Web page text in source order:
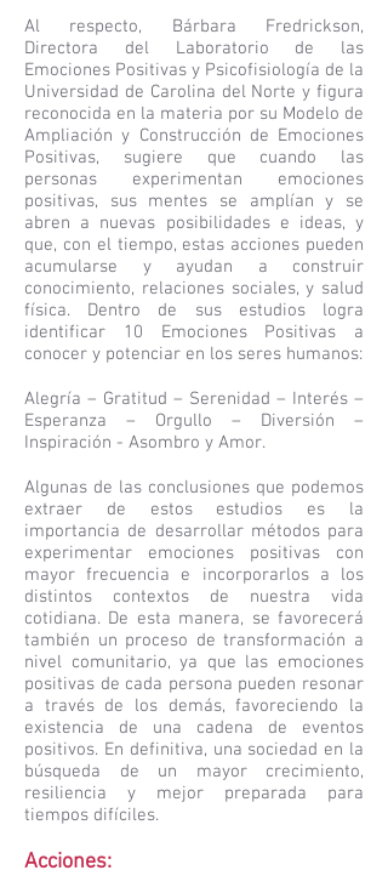
Al respecto, Bárbara Fredrickson,
Directora del Laboratorio de las
Emociones Positivas y Psicofisiología de la
Universidad de Carolina del Norte y figura
reconocida en la materia por su Modelo de
Ampliación y Construcción de Emociones
Positivas, sugiere que cuando las
personas experimentan emociones
positivas, sus mentes se amplían y se
abren a nuevas posibilidades e ideas, y
que, con el tiempo, estas acciones pueden
acumularse y ayudan a construir
conocimiento, relaciones sociales, y salud
física. Dentro de sus estudios logra
identificar 10 Emociones Positivas a
conocer y potenciar en los seres humanos:
Alegría – Gratitud – Serenidad – Interés –
Esperanza – Orgullo – Diversión –
Inspiración - Asombro y Amor.
Algunas de las conclusiones que podemos
extraer de estos estudios es la
importancia de desarrollar métodos para
experimentar emociones positivas con
mayor frecuencia e incorporarlos a los
distintos contextos de nuestra vida
cotidiana. De esta manera, se favorecerá
también un proceso de transformación a
nivel comunitario, ya que las emociones
positivas de cada persona pueden resonar
a través de los demás, favoreciendo la
existencia de una cadena de eventos
positivos. En definitiva, una sociedad en la
búsqueda de un mayor crecimiento,
resiliencia y mejor preparada para
tiempos difíciles.
Acciones: